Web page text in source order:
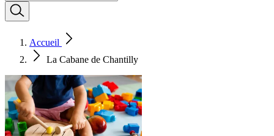
Accueil
La Cabane de Chantilly